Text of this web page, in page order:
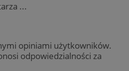
...
opiniami użytkowników.
odpowiedzialności za